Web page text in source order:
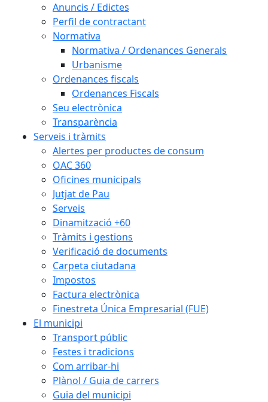
Anuncis / Edictes
Perfil de contractant
Normativa
Normativa / Ordenances Generals
Urbanisme
Ordenances fiscals
Ordenances Fiscals
Seu electrònica
Transparència
Serveis i tràmits
Alertes per productes de consum
OAC 360
Oficines municipals
Jutjat de Pau
Serveis
Dinamització +60
Tràmits i gestions
Verificació de documents
Carpeta ciutadana
Impostos
Factura electrònica
Finestreta Única Empresarial (FUE)
El municipi
Transport públic
Festes i tradicions
Com arribar-hi
Plànol / Guia de carrers
Guia del municipi